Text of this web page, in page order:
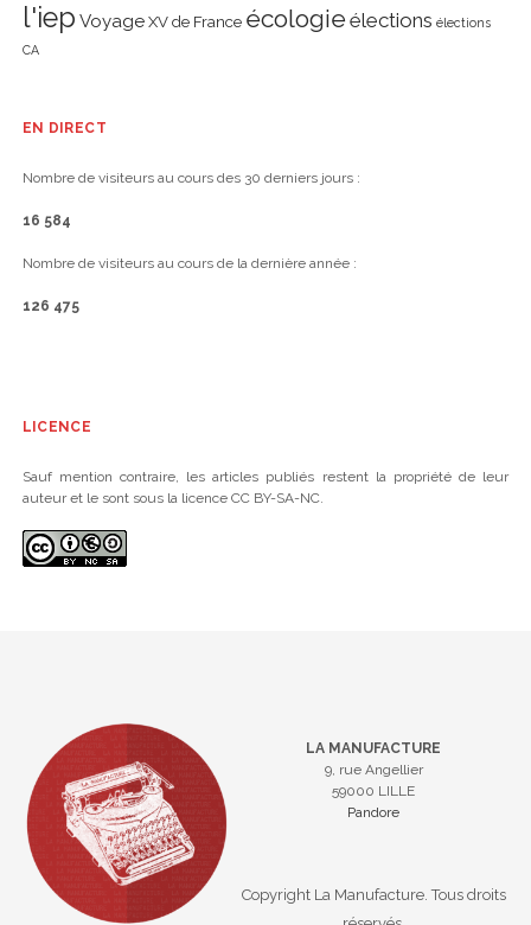
l'iep Voyage XV de France écologie élections élections
CA
EN DIRECT
Nombre de visiteurs au cours des 30 derniers jours :
16 584
Nombre de visiteurs au cours de la dernière année :
126 475
LICENCE
Sauf mention contraire, les articles publiés restent la propriété de leur
auteur et le sont sous la licence CC BY-SA-NC.
LA MANUFACTURE
9, rue Angellier
59000 LILLE
Pandore
Copyright La Manufacture. Tous droits